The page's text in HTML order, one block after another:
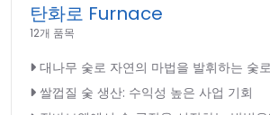
탄화로 Furnace
12개 품목
대나무 숯로 자연의 마법을 발휘하는 숯
쌀껍질 숯 생산: 수익성 높은 사업 기회